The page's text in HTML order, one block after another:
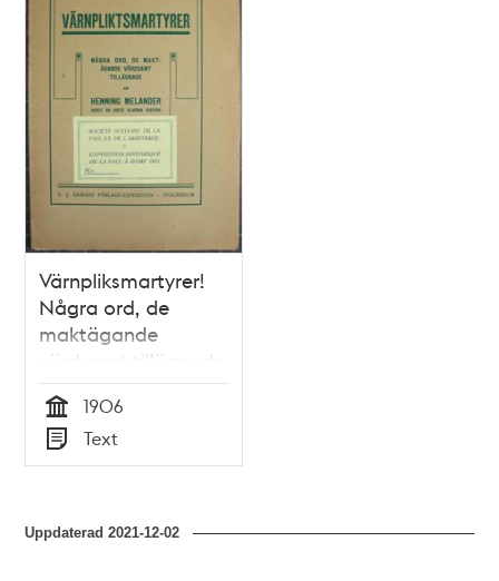
Värnpliksmartyrer!
Några ord, de
maktägande
vördsamt tillägnade
af Henning
Melander
Tid
1906
Typ
Text
Uppdaterad2021-12-02